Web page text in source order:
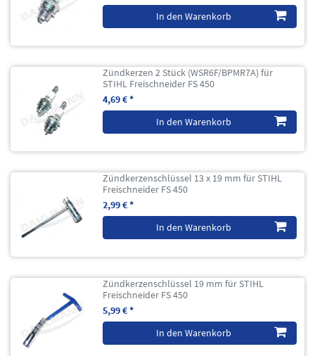
In den Warenkorb
Zündkerzen 2 Stück (WSR6F/BPMR7A) für
STIHL Freischneider FS 450
4,69 € *
In den Warenkorb
Zündkerzenschlüssel 13 x 19 mm für STIHL
Freischneider FS 450
2,99 € *
In den Warenkorb
Zündkerzenschlüssel 19 mm für STIHL
Freischneider FS 450
5,99 € *
In den Warenkorb